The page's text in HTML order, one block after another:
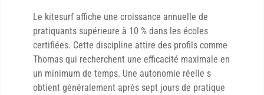
Le kitesurf affiche une croissance annuelle de
pratiquants supérieure à 10 % dans les écoles
certifiées. Cette discipline attire des profils comme
Thomas qui recherchent une efficacité maximale en
un minimum de temps. Une autonomie réelle s
obtient généralement après sept jours de pratique